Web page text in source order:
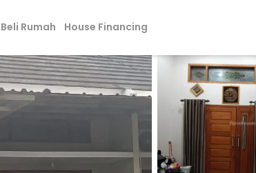
Beli Rumah House Financing